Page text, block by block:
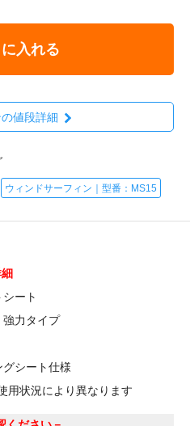
入れる
値段詳細
ウィンドサーフィン｜型番：MS15
ート
力タイプ
グシート仕様
用状況により異なります